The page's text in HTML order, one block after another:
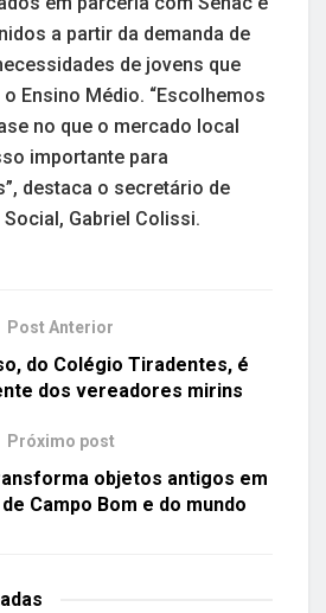
a partir da demanda de
de jovens que
Ensino Médio. “Escolhemos
no que o mercado local
importante para
destaca o secretário de
Gabriel Colissi.
Post Anterior
do Colégio Tiradentes, é
dos vereadores mirins
Próximo post
objetos antigos em
Campo Bom e do mundo